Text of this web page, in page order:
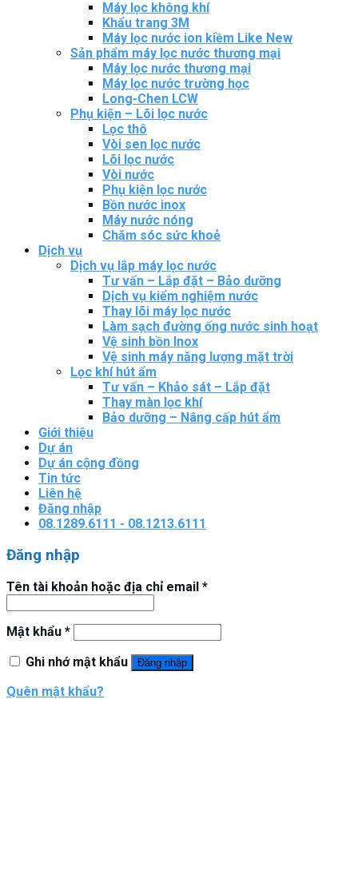
Máy lọc không khí
Khẩu trang 3M
Máy lọc nước ion kiềm Like New
Sản phẩm máy lọc nước thương mại
Máy lọc nước thương mại
Máy lọc nước trường học
Long-Chen LCW
Phụ kiện – Lõi lọc nước
Lọc thô
Vòi sen lọc nước
Lõi lọc nước
Vòi nước
Phụ kiện lọc nước
Bồn nước inox
Máy nước nóng
Chăm sóc sức khoẻ
Dịch vụ
Dịch vụ lắp máy lọc nước
Tư vấn – Lắp đặt – Bảo dưỡng
Dịch vụ kiểm nghiệm nước
Thay lõi máy lọc nước
Làm sạch đường ống nước sinh hoạt
Vệ sinh bồn Inox
Vệ sinh máy năng lượng mặt trời
Lọc khí hút ẩm
Tư vấn – Khảo sát – Lắp đặt
Thay màn lọc khí
Bảo dưỡng – Nâng cấp hút ẩm
Giới thiệu
Dự án
Dự án cộng đồng
Tin tức
Liên hệ
Đăng nhập
08.1289.6111 - 08.1213.6111
Đăng nhập
Tên tài khoản hoặc địa chỉ email *
Mật khẩu *
Ghi nhớ mật khẩu
Đăng nhập
Quên mật khẩu?